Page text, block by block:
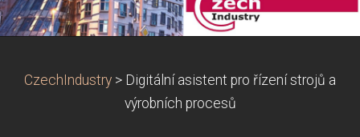
CzechIndustry > Digitální asistent pro řízení strojů a
výrobních procesů